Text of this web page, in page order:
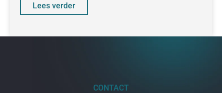
Lees verder
CONTACT